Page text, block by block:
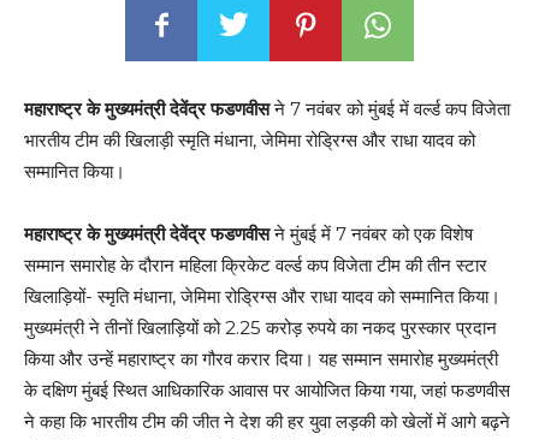
महाराष्ट्र के मुख्यमंत्री देवेंद्र फडणवीसने 7 नवंबर को मुंबई में वर्ल्ड कप विजेता
भारतीय टीम की खिलाड़ी स्मृति मंधाना, जेमिमा रोड्रिग्स और राधा यादव को
सम्मानित किया।
महाराष्ट्र के मुख्यमंत्री देवेंद्र फडणवीसने मुंबई में 7 नवंबर को एक विशेष
सम्मान समारोह के दौरान महिला क्रिकेट वर्ल्ड कप विजेता टीम की तीन स्टार
खिलाड़ियों- स्मृति मंधाना, जेमिमा रोड्रिग्स और राधा यादव को सम्मानित किया।
मुख्यमंत्री ने तीनों खिलाड़ियों को 2.25 करोड़ रुपये का नकद पुरस्कार प्रदान
किया और उन्हें महाराष्ट्र का गौरव करार दिया। यह सम्मान समारोह मुख्यमंत्री
के दक्षिण मुंबई स्थित आधिकारिक आवास पर आयोजित किया गया, जहां फडणवीस
ने कहा कि भारतीय टीम की जीत ने देश की हर युवा लड़की को खेलों में आगे बढ़ने